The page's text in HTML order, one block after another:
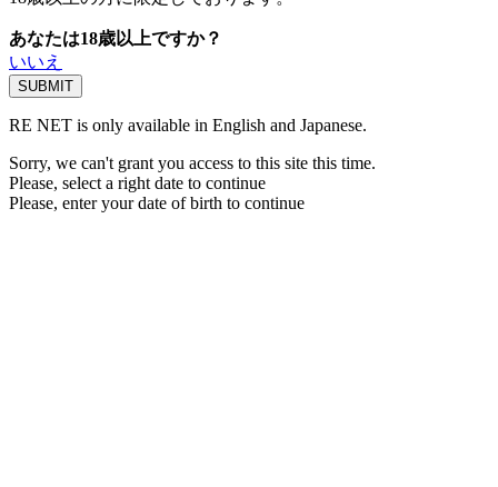
あなたは18歳以上ですか？
いいえ
RE NET is only available in English and Japanese.
Sorry, we can't grant you access to this site this time.
Please, select a right date to continue
Please, enter your date of birth to continue